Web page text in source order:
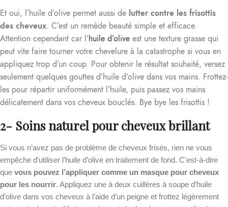
Et oui, l’huile d’olive permet aussi de lutter contre les frisottis
des cheveux. C’est un remède beauté simple et efficace.
Attention cependant car l’huile d’olive est une texture grasse qui
peut vite faire tourner votre chevelure à la catastrophe si vous en
appliquez trop d’un coup. Pour obtenir le résultat souhaité, versez
seulement quelques gouttes d’huile d’olive dans vos mains. Frottez-
les pour répartir uniformément l’huile, puis passez vos mains
délicatement dans vos cheveux bouclés. Bye bye les frisottis !
2- Soins naturel pour cheveux brillant
Si vous n’avez pas de problème de cheveux frisés, rien ne vous
empêche d’utiliser l’huile d’olive en traitement de fond. C'est-à-dire
que vous pouvez l’appliquer comme un masque pour cheveux
pour les nourrir. Appliquez une à deux cuillères à soupe d’huile
d’olive dans vos cheveux à l’aide d’un peigne et frottez légèrement